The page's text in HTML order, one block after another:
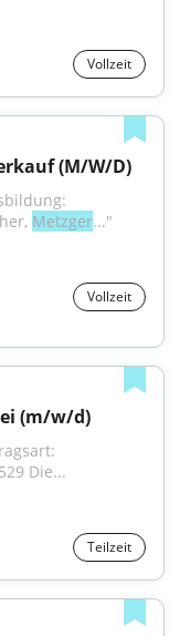
Vollzeit
(M/W/D)
Metzger..."
Vollzeit
ei (m/w/d)
Die...
Teilzeit